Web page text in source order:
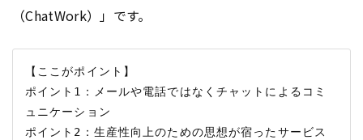
（ChatWork）」です。
【ここがポイント】
ポイント1：メールや電話ではなくチャットによるコミ
ュニケーション
ポイント2：生産性向上のための思想が宿ったサービス